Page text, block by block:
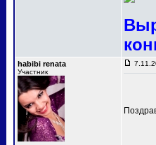
habibi renata
Участник